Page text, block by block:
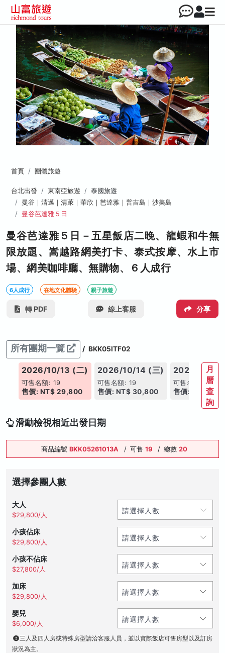
首頁 團體旅遊
台北出發 東南亞旅遊
泰國旅遊
曼谷｜清邁｜清萊｜華欣｜芭達雅｜普吉島｜沙美島
曼谷芭達雅５日
曼谷芭達雅５日－五星飯店二晚、龍蝦和牛無
限放題、嵩越路網美打卡、泰式按摩、水上市
場、網美咖啡廳、無購物、６人成行
6人成行 在地文化體驗 親子旅遊
轉 PDF 線上客服 分享
所有團期一覽 / BKK05ITF02
2026/10/13 (二)
可售名額: 19
售價: NT$ 29,800
2026/10/14 (三)
可售名額: 19
售價: NT$ 30,800
2026/10/15
可售名額: 19
售價: NT$
月
曆
查
詢
滑動檢視相近出發日期
商品編號 BKK05261013A / 可售 19 / 總數 20
選擇參團人數
大人
$29,800/人
小孩佔床
$29,800/人
小孩不佔床
$27,800/人
加床
$29,800/人
嬰兒
$6,000/人
三人及四人房或特殊房型請洽客服人員，並以實際飯店可售房型以及訂房
狀況為主。